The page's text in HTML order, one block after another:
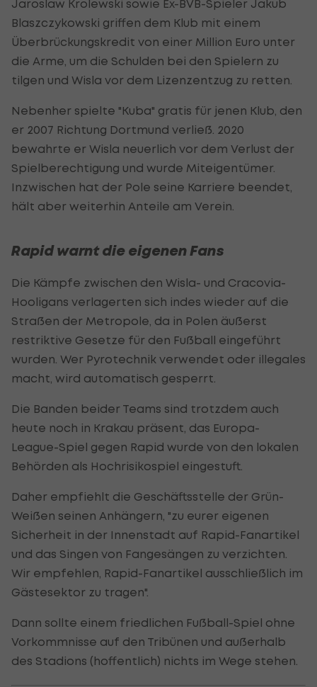
Jaroslaw Krolewski sowie Ex-BVB-Spieler Jakub
Blaszczykowski griffen dem Klub mit einem
Überbrückungskredit von einer Million Euro unter
die Arme, um die Schulden bei den Spielern zu
tilgen und Wisla vor dem Lizenzentzug zu retten.
Nebenher spielte "Kuba" gratis für jenen Klub, den
er 2007 Richtung Dortmund verließ. 2020
bewahrte er Wisla neuerlich vor dem Verlust der
Spielberechtigung und wurde Miteigentümer.
Inzwischen hat der Pole seine Karriere beendet,
hält aber weiterhin Anteile am Verein.
Rapid warnt die eigenen Fans
Die Kämpfe zwischen den Wisla- und Cracovia-
Hooligans verlagerten sich indes wieder auf die
Straßen der Metropole, da in Polen äußerst
restriktive Gesetze für den Fußball eingeführt
wurden. Wer Pyrotechnik verwendet oder illegales
macht, wird automatisch gesperrt.
Die Banden beider Teams sind trotzdem auch
heute noch in Krakau präsent, das Europa-
League-Spiel gegen Rapid wurde von den lokalen
Behörden als Hochrisikospiel eingestuft.
Daher empfiehlt die Geschäftsstelle der Grün-
Weißen seinen Anhängern, "zu eurer eigenen
Sicherheit in der Innenstadt auf Rapid-Fanartikel
und das Singen von Fangesängen zu verzichten.
Wir empfehlen, Rapid-Fanartikel ausschließlich im
Gästesektor zu tragen".
Dann sollte einem friedlichen Fußball-Spiel ohne
Vorkommnisse auf den Tribünen und außerhalb
des Stadions (hoffentlich) nichts im Wege stehen.